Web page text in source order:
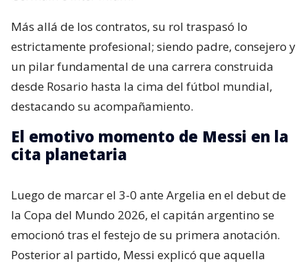
Más allá de los contratos, su rol traspasó lo
estrictamente profesional; siendo padre, consejero y
un pilar fundamental de una carrera construida
desde Rosario hasta la cima del fútbol mundial,
destacando su acompañamiento.
El emotivo momento de Messi en la
cita planetaria
Luego de marcar el 3-0 ante Argelia en el debut de
la Copa del Mundo 2026, el capitán argentino se
emocionó tras el festejo de su primera anotación.
Posterior al partido, Messi explicó que aquella